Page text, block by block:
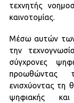
τεχνητής
καινοτομίας.
Μέσω αυτών
την
σύγχρονες
προωθώντας
ενισχύοντας τη
ψηφιακής